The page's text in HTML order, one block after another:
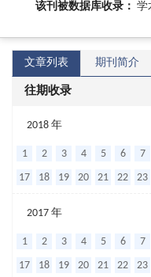
该刊被数据库收录： 学
文章列表 期刊简介
往期收录
2018 年
1 2 3 4 5 6 7
17
18 19 20 21 22 23
2017 年
1 2 3 4 5 6 7
17
18 19 20 21 22 23
异